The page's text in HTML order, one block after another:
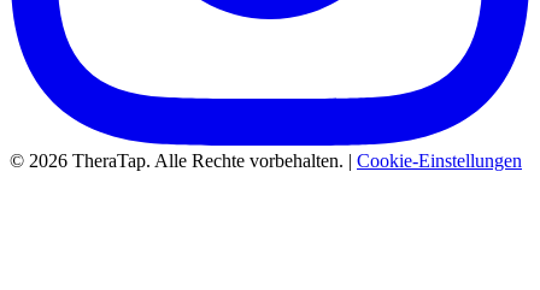
© 2026 TheraTap. Alle Rechte vorbehalten. | Cookie-Einstellungen